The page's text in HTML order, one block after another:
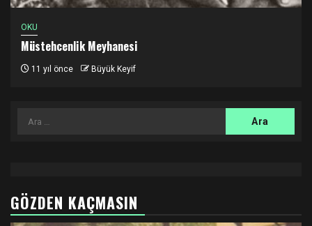
OKU
Müstehcenlik Meyhanesi
11 yıl önce Büyük Keyif
Arama:
GÖZDEN KAÇMASIN